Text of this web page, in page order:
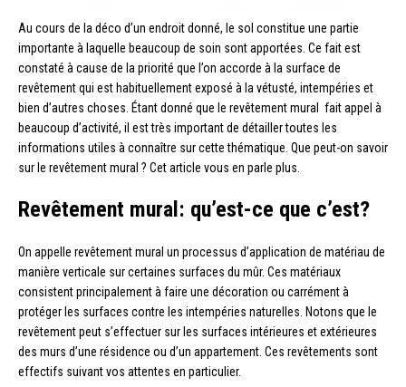
Au cours de la déco d’un endroit donné, le sol constitue une partie
importante à laquelle beaucoup de soin sont apportées. Ce fait est
constaté à cause de la priorité que l’on accorde à la surface de
revêtement qui est habituellement exposé à la vétusté, intempéries et
bien d’autres choses. Étant donné que le revêtement mural fait appel à
beaucoup d’activité, il est très important de détailler toutes les
informations utiles à connaître sur cette thématique. Que peut-on savoir
sur le revêtement mural ? Cet article vous en parle plus.
Revêtement mural: qu’est-ce que c’est?
On appelle revêtement mural un processus d’application de matériau de
manière verticale sur certaines surfaces du mûr. Ces matériaux
consistent principalement à faire une décoration ou carrément à
protéger les surfaces contre les intempéries naturelles. Notons que le
revêtement peut s’effectuer sur les surfaces intérieures et extérieures
des murs d’une résidence ou d’un appartement. Ces revêtements sont
effectifs suivant vos attentes en particulier.